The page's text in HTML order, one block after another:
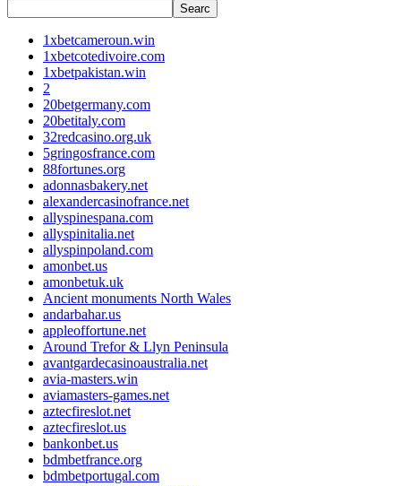
Searc
1xbetcameroun.win
1xbetcotedivoire.com
1xbetpakistan.win
2
20betgermany.com
20betitaly.com
32redcasino.org.uk
5gringosfrance.com
88fortunes.org
adonnasbakery.net
alexandercasinofrance.net
allyspinespana.com
allyspinitalia.net
allyspinpoland.com
amonbet.us
amonbetuk.uk
Ancient monuments North Wales
andarbahar.us
appleoffortune.net
Around Trefor & Llyn Peninsula
avantgardecasinoaustralia.net
avia-masters.win
aviamasters-games.net
aztecfireslot.net
aztecfireslot.us
bankonbet.us
bdmbetfrance.org
bdmbetportugal.com